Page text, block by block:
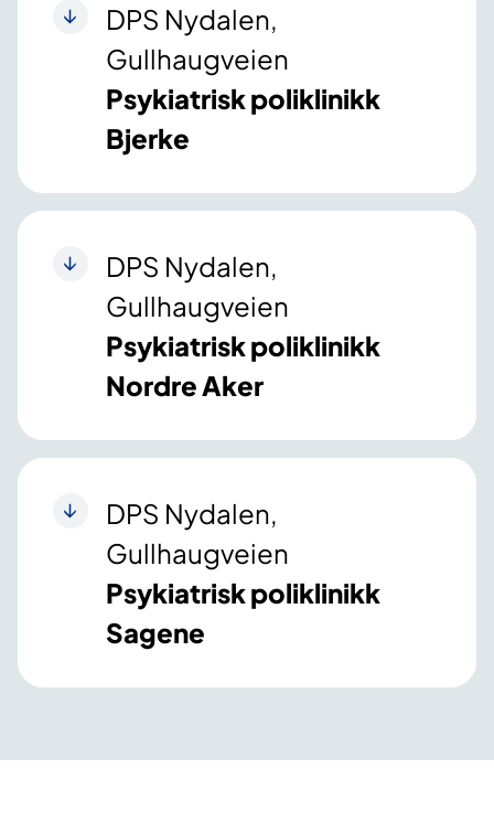
DPS Nydalen,
Gullhaugveien
Psykiatrisk poliklinikk
Bjerke
DPS Nydalen,
Gullhaugveien
Psykiatrisk poliklinikk
Nordre Aker
DPS Nydalen,
Gullhaugveien
Psykiatrisk poliklinikk
Sagene